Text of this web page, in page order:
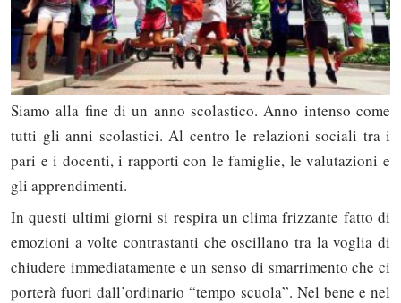
Siamo alla fine di un anno scolastico. Anno intenso come
tutti gli anni scolastici. Al centro le relazioni sociali tra i
pari e i docenti, i rapporti con le famiglie, le valutazioni e
gli apprendimenti.
In questi ultimi giorni si respira un clima frizzante fatto di
emozioni a volte contrastanti che oscillano tra la voglia di
chiudere immediatamente e un senso di smarrimento che ci
porterà fuori dall’ordinario “tempo scuola”. Nel bene e nel